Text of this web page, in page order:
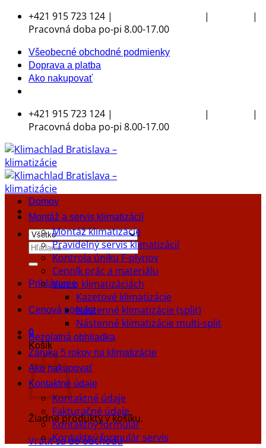
Skip +421 915 723 124 | |
|
Pracovná doba po-pi 8.00-17.00
Všeobecné obchodné podmienky
Doprava a platba
Ako nakupovať
+421 915 723 124 | |
|
Pracovná doba po-pi 8.00-17.00
Hľadať:
Prihlásenie
Cenová ponuka
0
Košík
Žiadne produkty v košíku.
Vrátiť sa do obchodu
Domov
Montáž a servis klimatizácií
Montáž klimatizácie
Pravidelný servis klimatizácií
Kontrola úniku F-plynov
Cenník prác a materiálu
Viac o klimatizáciách
Kazetové klimatizácie
Nástenné klimatizácie (split)
Nástenné klimatizácie multi-split
Bezplatná obhliadka
Záruka 5 rokov na klimatizácie
Ako nakupovať
Kontaktné údaje
Kontaktné údaje
Fakturačné údaje
Kontaktný formulár
Kontaktný formulár servis